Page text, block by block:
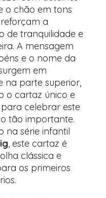
o chão em tons
a
de tranquilidade e
A mensagem
e o nome da
em
na parte superior,
o cartaz único e
celebrar este
tão importante.
na série infantil
, este cartaz é
clássica e
os primeiros